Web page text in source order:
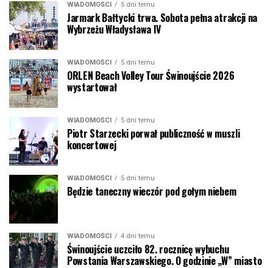
WIADOMOŚCI 5 dni temu
Jarmark Bałtycki trwa. Sobota pełna atrakcji na
Wybrzeżu Władysława IV
WIADOMOŚCI 5 dni temu
ORLEN Beach Volley Tour Świnoujście 2026
wystartował
WIADOMOŚCI 5 dni temu
Piotr Starzecki porwał publiczność w muszli
koncertowej
WIADOMOŚCI 5 dni temu
Będzie taneczny wieczór pod gołym niebem
WIADOMOŚCI 4 dni temu
Świnoujście uczciło 82. rocznicę wybuchu
Powstania Warszawskiego. O godzinie „W” miasto